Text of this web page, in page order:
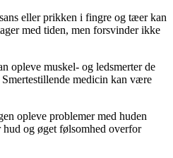
eller prikken i fingre og tæer kan
med tiden, men forsvinder ikke
opleve muskel- og ledsmerter de
medicin kan være
opleve problemer med huden
og øget følsomhed overfor